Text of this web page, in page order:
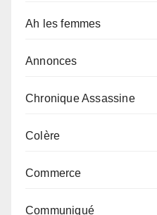
Ah les femmes
Annonces
Chronique Assassine
Colère
Commerce
Communiqué